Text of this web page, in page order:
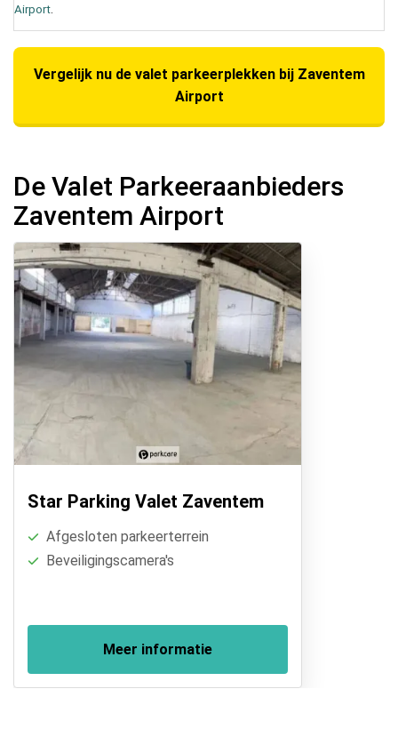
Airport.
Vergelijk nu de valet parkeerplekken bij Zaventem
Airport
De Valet Parkeeraanbieders
Zaventem Airport
Star Parking Valet Zaventem
Afgesloten parkeerterrein
Beveiligingscamera's
Meer informatie